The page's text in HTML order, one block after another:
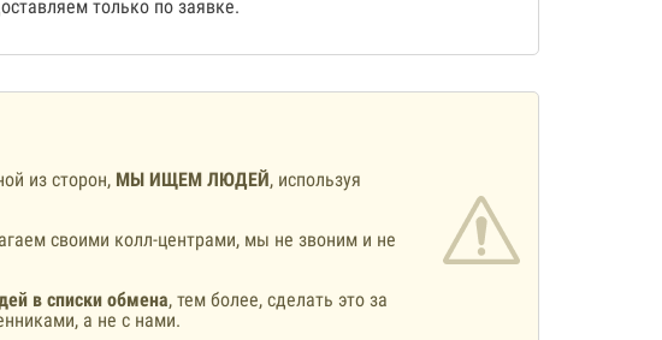
только по заявке.
из сторон, МЫ ИЩЕМ ЛЮДЕЙ, используя
своими колл-центрами, мы не звоним и не
в списки обмена, тем более, сделать это за
а не с нами.